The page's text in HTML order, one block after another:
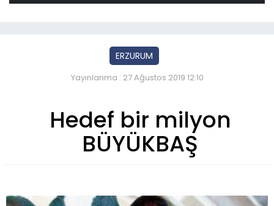
ERZURUM
Yayınlanma : 27 Ağustos 2019 12:10
Hedef bir milyon
BÜYÜKBAŞ